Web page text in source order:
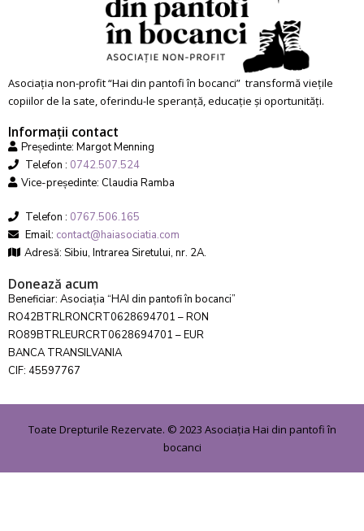
Asociația non-profit “Hai din pantofi în bocanci” transformă viețile
copiilor de la sate, oferindu-le speranță, educație și oportunități.
Informații contact
Președinte: Margot Menning
Telefon : 0742.507.524
Vice-președinte: Claudia Ramba
Telefon : 0767.506.165
Email: contact@haiasociatia.com
Adresă: Sibiu, Intrarea Siretului, nr. 2A.
Donează acum
Beneficiar: Asociația “HAI din pantofi în bocanci”
RO42BTRLRONCRT0628694701 – RON
RO89BTRLEURCRT0628694701 – EUR
BANCA TRANSILVANIA
CIF: 45597767
Toate Drepturile Rezervate. © 2023 Asociația Hai din pantofi în
bocanci